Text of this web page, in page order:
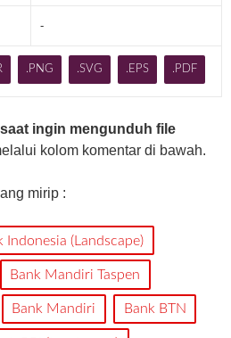
-
.PNG .SVG .EPS .PDF
ingin mengunduh file
kolom komentar di bawah.
mirip :
Indonesia (Landscape)
Bank Mandiri Taspen
Bank Mandiri Bank BTN